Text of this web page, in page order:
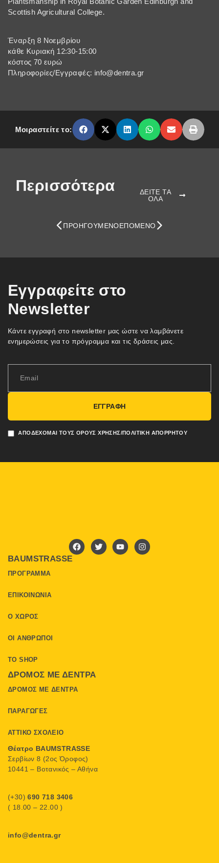
Scottish Agricultural College.
Έναρξη 8 Νοεμβρίου
κάθε Κυριακή 12:30-15:00
κόστος 70 ευρώ
Πληροφορίες/Εγγραφές: info@dentra.gr
Μοιραστείτε το:
Περισσότερα
ΔΕΙΤΕ ΤΑ
ΟΛΑ
ΠΡΟΗΓΟΎΜΕΝΟΕΠΌΜΕΝΟ
Εγγραφείτε στο
Newsletter
Κάντε εγγραφή στο newsletter μας ώστε να λαμβάνετε
ενημερώσεις για το πρόγραμμα και τις δράσεις μας.
ΑΠΟΔΈΧΟΜΑΙ ΤΟΥΣ ΌΡΟΥΣ ΧΡΉΣΗΣ/ΠΟΛΙΤΙΚΉ ΑΠΟΡΡΉΤΟΥ
ΕΓΓΡΑΦΗ
BAUMSTRASSE
ΠΡΌΓΡΑΜΜΑ
ΕΠΙΚΟΙΝΩΝΊΑ
Ο ΧΏΡΟΣ
ΟΙ ΆΝΘΡΩΠΟΙ
ΤΟ SHOP
ΔΡΌΜΟΣ ΜΕ ΔΈΝΤΡΑ
ΔΡΌΜΟΣ ΜΕ ΔΈΝΤΡΑ
ΠΑΡΑΓΩΓΈΣ
ΑΤΤΙΚΌ ΣΧΟΛΕΊΟ
Θέατρο BAUMSTRASSE
Σερβίων 8 (2ος Όροφος)
10441 – Βοτανικός – Αθήνα
(+30)690 718 3406
( 18.00 – 22.00 )
info@dentra.gr